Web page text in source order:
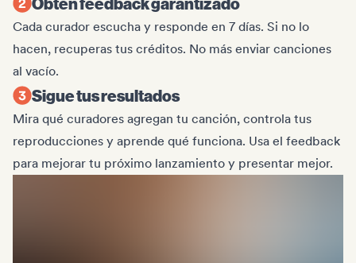
Cada curador escucha y responde en 7 días. Si no lo
hacen, recuperas tus créditos. No más enviar canciones
al vacío.
Sigue tus resultados
Mira qué curadores agregan tu canción, controla tus
reproducciones y aprende qué funciona. Usa el feedback
para mejorar tu próximo lanzamiento y presentar mejor.